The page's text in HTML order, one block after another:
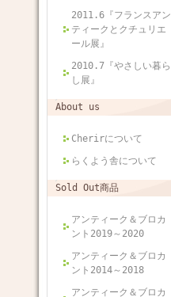
2011.6『フランスアン
ティークとクチュリエ
ール展』
2010.7『やさしい暮ら
し展』
About us
Cherirについて
らくよう舎について
Sold Out商品
アンティーク＆ブロカ
ント2019～2020
アンティーク＆ブロカ
ント2014～2018
アンティーク＆ブロカ